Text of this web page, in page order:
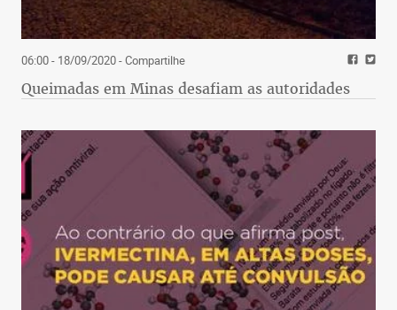
06:00 - 18/09/2020- Compartilhe
Queimadas em Minas desafiam as autoridades